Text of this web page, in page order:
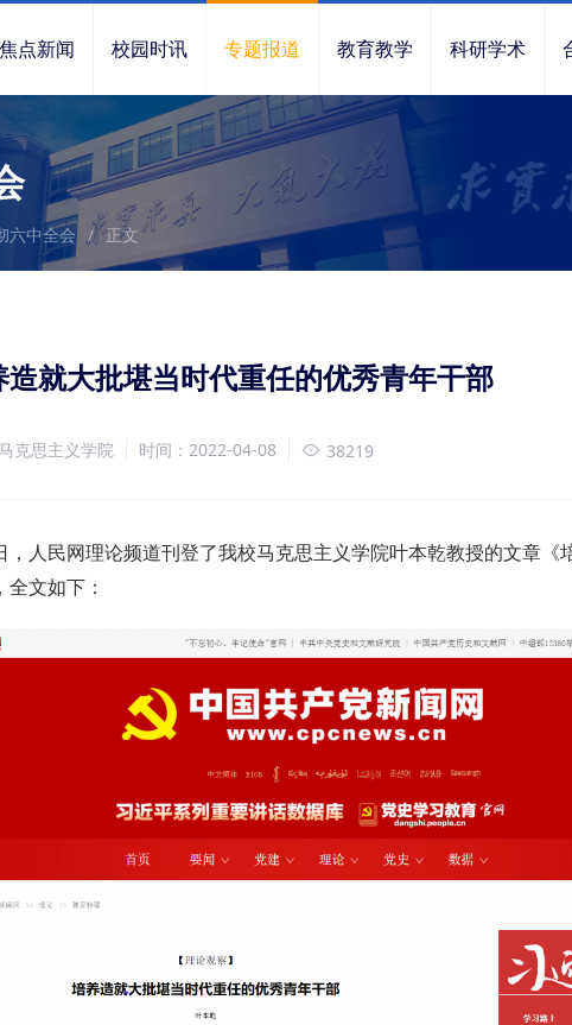
焦点新闻 校园时讯 专题报道 教育教学 科研学术
六中全会 / 正文
造就大批堪当时代重任的优秀青年干部
克思主义学院 时间：2022-04-08 38219
，人民网理论频道刊登了我校马克思主义学院叶本乾教授的文章《
文如下：